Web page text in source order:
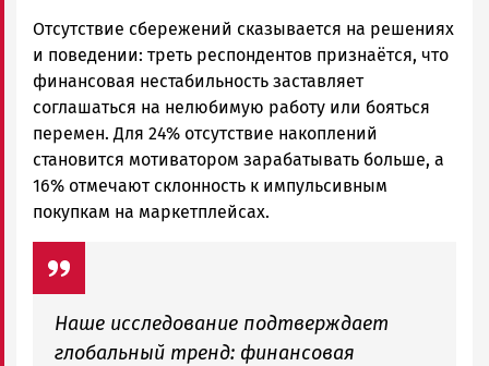
Отсутствие сбережений сказывается на решениях
и поведении: треть респондентов признаётся, что
финансовая нестабильность заставляет
соглашаться на нелюбимую работу или бояться
перемен. Для 24% отсутствие накоплений
становится мотиватором зарабатывать больше, а
16% отмечают склонность к импульсивным
покупкам на маркетплейсах.
Наше исследование подтверждает
глобальный тренд: финансовая